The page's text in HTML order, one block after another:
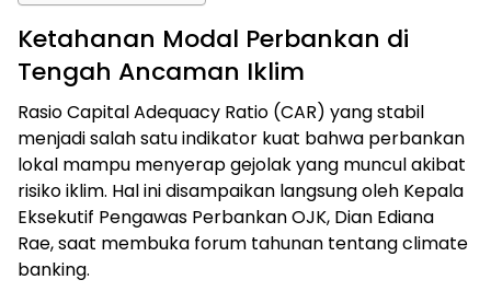
Ketahanan Modal Perbankan di
Tengah Ancaman Iklim
Rasio Capital Adequacy Ratio (CAR) yang stabil
menjadi salah satu indikator kuat bahwa perbankan
lokal mampu menyerap gejolak yang muncul akibat
risiko iklim. Hal ini disampaikan langsung oleh Kepala
Eksekutif Pengawas Perbankan OJK, Dian Ediana
Rae, saat membuka forum tahunan tentang climate
banking.